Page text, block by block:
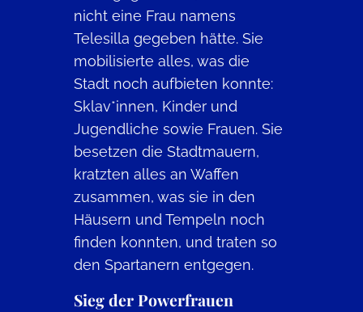
nicht eine Frau namens
Telesilla gegeben hätte. Sie
mobilisierte alles, was die
Stadt noch aufbieten konnte:
Sklav*innen, Kinder und
Jugendliche sowie Frauen. Sie
besetzen die Stadtmauern,
kratzten alles an Waffen
zusammen, was sie in den
Häusern und Tempeln noch
finden konnten, und traten so
den Spartanern entgegen.
Sieg der Powerfrauen